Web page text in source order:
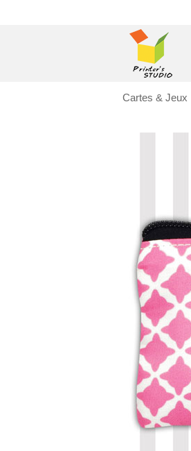
Cartes & Jeux